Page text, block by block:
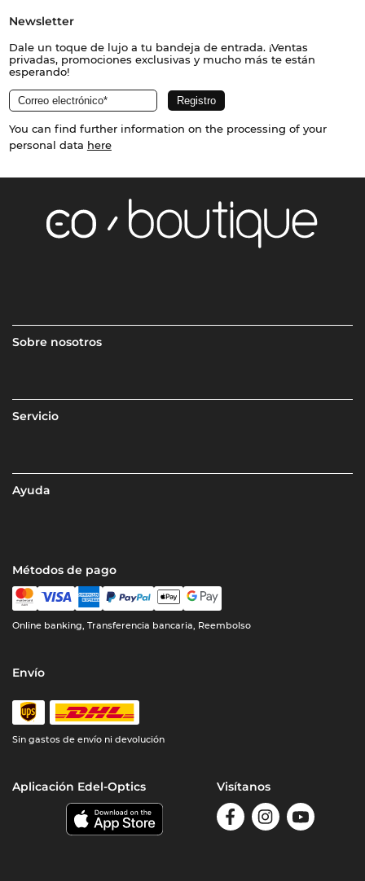
Newsletter
Dale un toque de lujo a tu bandeja de entrada. ¡Ventas
privadas, promociones exclusivas y mucho más te están
esperando!
You can find further information on the processing of your
personal data here
Sobre nosotros
Servicio
Ayuda
Métodos de pago
Online banking, Transferencia bancaria, Reembolso
Envío
Sin gastos de envío ni devolución
Aplicación Edel-Optics Visítanos